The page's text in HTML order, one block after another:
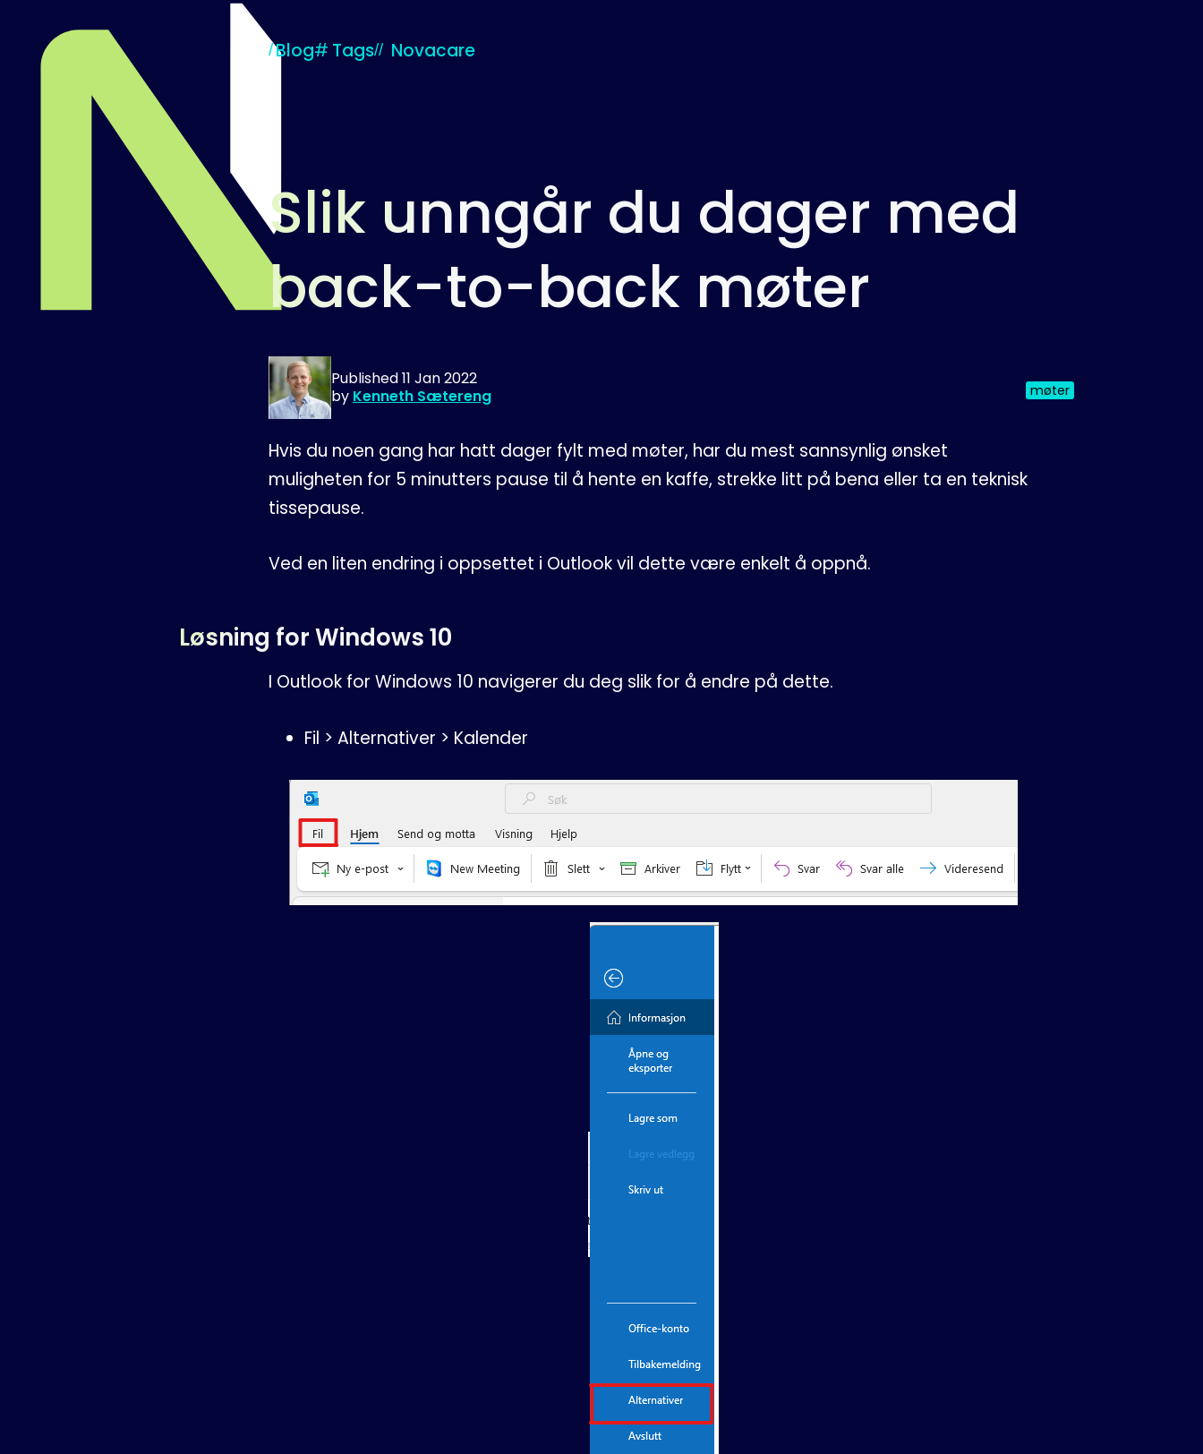
Blog# Tags Novacare
Slik unngår du dager med
back-to-back møter
Published11 Jan 2022
by Kenneth Sætereng møter
Hvis du noen gang har hatt dager fylt med møter, har du mest sannsynlig ønsket
muligheten for 5 minutters pause til å hente en kaffe, strekke litt på bena eller ta en teknisk
tissepause.
Ved en liten endring i oppsettet i Outlook vil dette være enkelt å oppnå.
Løsning for Windows 10
I Outlook for Windows 10 navigerer du deg slik for å endre på dette.
Fil > Alternativer > Kalender